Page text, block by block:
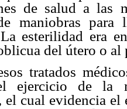
de salud a las
maniobras
esterilidad era
del útero o al
tratados
ejercicio de la
el cual evidencia el